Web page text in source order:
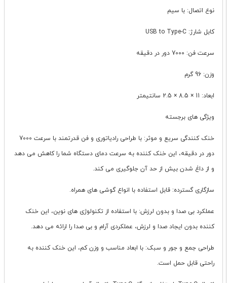
نوع اتصال: با سیم
کابل شارژ: USB to Type-C
سرعت فن: 7000 دور در دقیقه
وزن: 96 گرم
ابعاد: 11 × 8.5 × 2.5 سانتیمتر
ویژگی های برجسته
خنک کنندگی سریع و موثر: با طراحی رادیاتوری و فن قدرتمند با سرعت 7000
دور در دقیقه، این خنک کننده به سرعت دمای دستگاه شما را کاهش می دهد
و از داغ شدن بیش از حد آن جلوگیری می کند.
سازگاری گسترده: قابل استفاده با انواع گوشی های همراه.
عملکرد بی صدا و بدون لرزش: با استفاده از تکنولوژی های نوین، این خنک
کننده بدون ایجاد صدا و لرزش، عملکردی آرام و بی صدا را ارائه می دهد.
طراحی جمع و جور و سبک: با ابعاد مناسب و وزن کم، این خنک کننده به
راحتی قابل حمل است.